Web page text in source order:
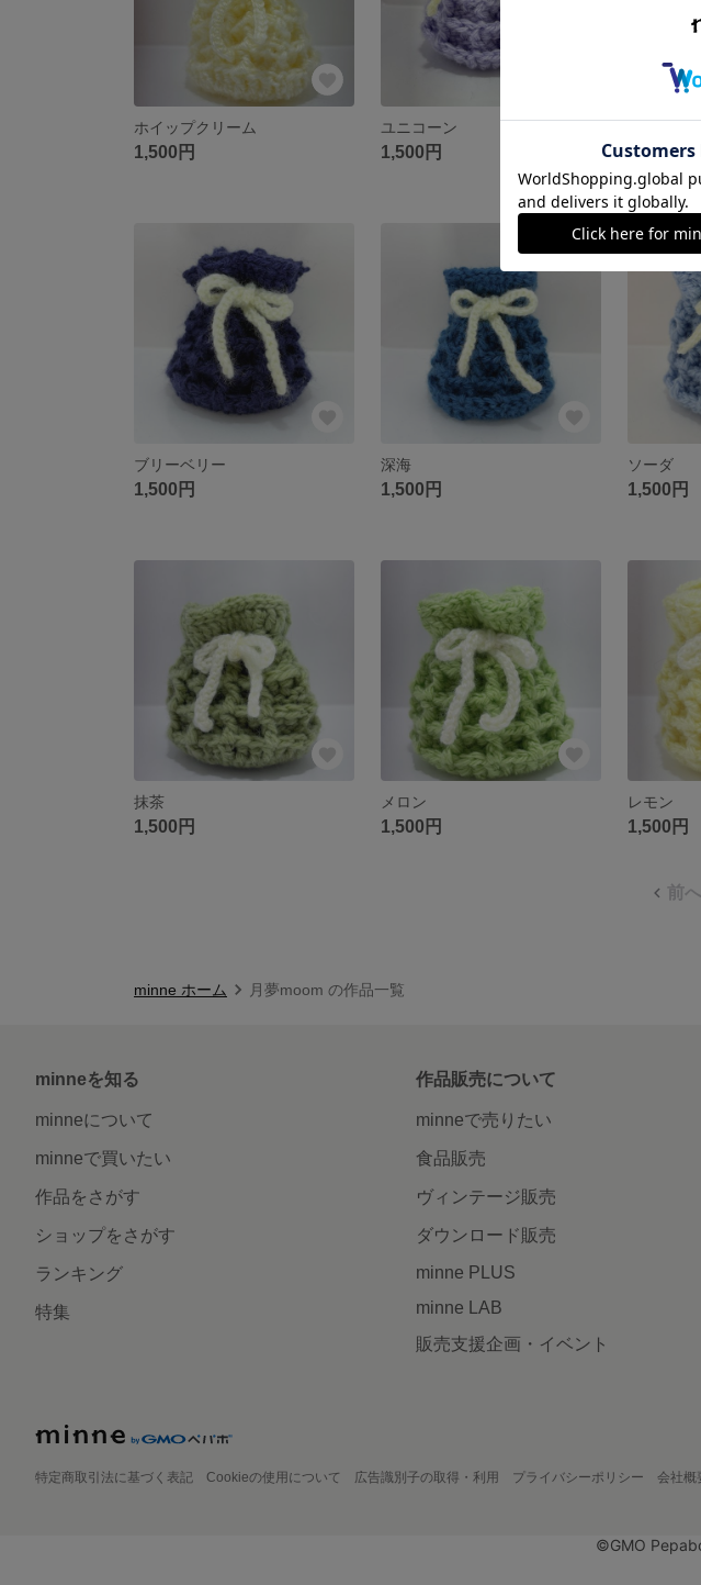
ホイップクリーム
1,500円
ユニコーン
1,500円 1,500円
ブリーベリー
1,500円
深海
1,500円
ソーダ
1,500円
抹茶
1,500円
メロン
1,500円
レモン
1,500円
前へ
minne ホーム 月夢moom の作品一覧
minneを知る
minneについて
minneで買いたい
作品をさがす
ショップをさがす
ランキング
特集
作品販売について
minneで売りたい
食品販売
ヴィンテージ販売
ダウンロード販売
minne PLUS
minne LAB
販売支援企画・イベント
特定商取引法に基づく表記 Cookieの使用について 広告識別子の取得・利用 プライバシーポリシー 会社概
©GMO